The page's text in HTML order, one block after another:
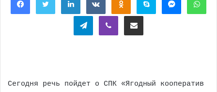
TelegramViber Поделиться через электронную почту
Сегодня речь пойдет о СПК «Ягодный кооператив